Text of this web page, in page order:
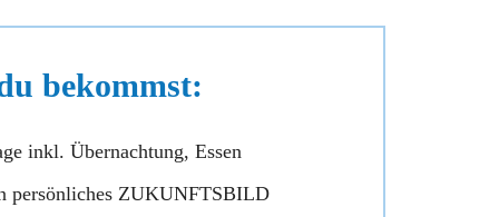
bekommst:
inkl. Übernachtung, Essen
persönliches ZUKUNFTSBILD